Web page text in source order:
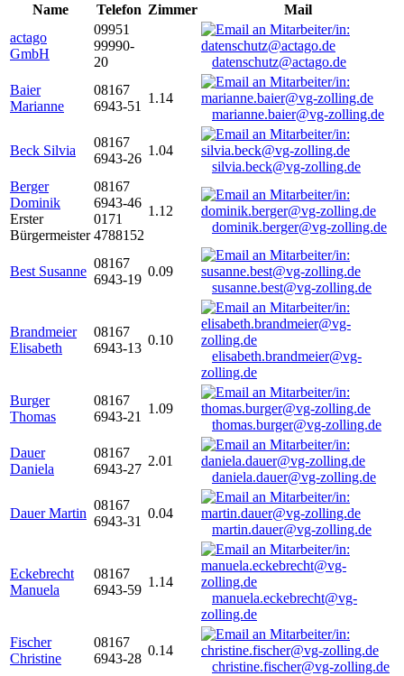
Name
Telefon Zimmer
Mail
actago
GmbH
09951
99990-
20
datenschutz@actago.de
Baier
Marianne
08167
6943-51
1.14
marianne.baier@vg-zolling.de
Beck Silvia
08167
6943-26
1.04
silvia.beck@vg-zolling.de
Berger
Dominik
Erster
Bürgermeister
08167
6943-46
0171
4788152
1.12
dominik.berger@vg-zolling.de
Best Susanne
08167
6943-19
0.09
susanne.best@vg-zolling.de
Brandmeier
Elisabeth
08167
6943-13
0.10
elisabeth.brandmeier@vg-
zolling.de
Burger
Thomas
08167
6943-21
1.09
thomas.burger@vg-zolling.de
Dauer
Daniela
08167
6943-27
2.01
daniela.dauer@vg-zolling.de
Dauer Martin
08167
6943-31
0.04
martin.dauer@vg-zolling.de
Eckebrecht
Manuela
08167
6943-59
1.14
manuela.eckebrecht@vg-
zolling.de
Fischer
Christine
08167
6943-28
0.14
christine.fischer@vg-zolling.de